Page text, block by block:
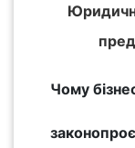
Чому